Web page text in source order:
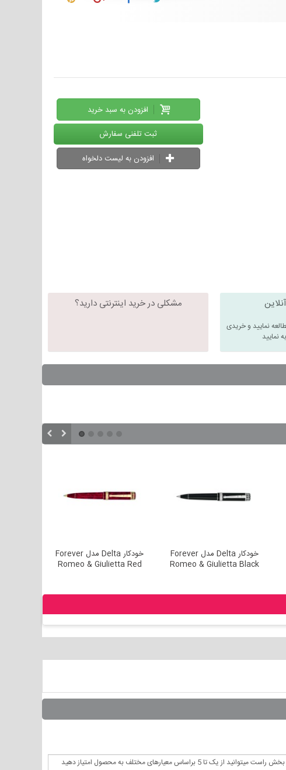
افزودن به سبد خرید
ثبت تلفنی سفارش
افزودن به لیست دلخواه
نمایید و خریدی
نمایید
مشکلی در خرید اینترنتی دارید؟
خودکار Delta مدل Forever
Romeo & Giulietta Red
خودکار Delta مدل Forever
Romeo & Giulietta Black